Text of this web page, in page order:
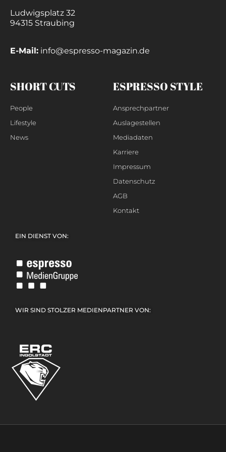
Ludwigsplatz 32
94315 Straubing
E-Mail: info@espresso-magazin.de
SHORT CUTS
People
Lifestyle
News
ESPRESSO STYLE
Ansprechpartner
Auslagestellen
Mediadaten
Karriere
Impressum
Datenschutz
AGB
Kontakt
EIN DIENST VON:
WIR SIND STOLZER MEDIENPARTNER VON: